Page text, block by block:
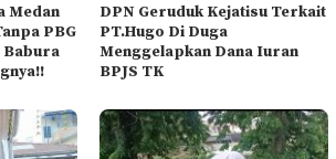
Medan
PBG
Babura
DPN Geruduk Kejatisu Terkait
PT.Hugo Di Duga
Menggelapkan Dana Iuran
BPJS TK